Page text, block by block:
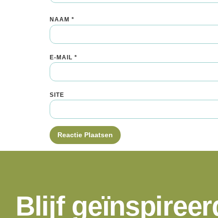
NAAM *
E-MAIL *
SITE
Blijf